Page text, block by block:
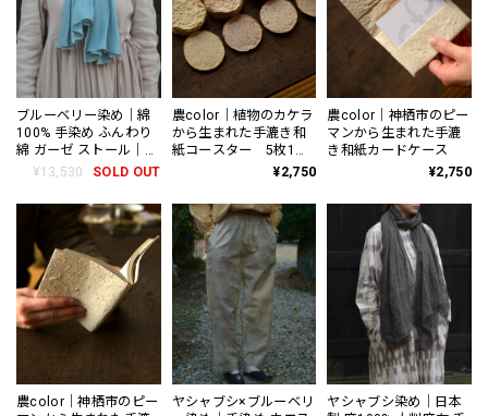
ブルーベリー染め｜綿
100% 手染め ふんわり
綿 ガーゼ ストール｜草
木染め 綿100%
¥13,530 SOLD OUT
農color｜植物のカケラ
から生まれた手漉き和
紙コースター 5枚1セ
¥2,750
農color｜神栖市のピー
マンから生まれた手漉
き和紙カードケース
¥2,750
農color｜神栖市のピー
ヤシャブシ×ブルーベリ
ヤシャブシ染め｜日本